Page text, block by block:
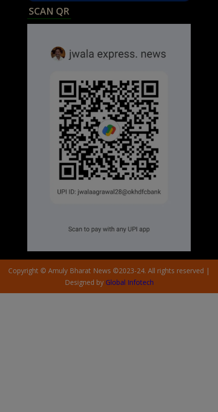
SCAN QR
Copyright © Amuly Bharat News ©2023-24. All rights reserved |
Designed by Global Infotech